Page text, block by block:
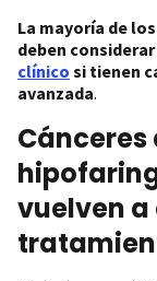
La mayoría de
deben
clínico si tienen
avanzada.
Cánceres
vuelven a